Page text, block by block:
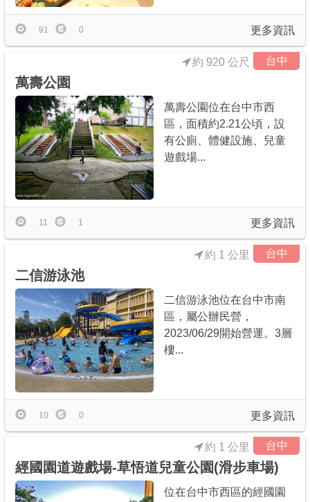
更多資訊
91 0
台中
約 920 公尺
萬壽公園
萬壽公園位在台中市西
區，面積約2.21公頃，設
有公廁、體健設施、兒童
遊戲場...
更多資訊
11 1
台中
約 1 公里
二信游泳池
二信游泳池位在台中市南
區，屬公辦民營，
2023/06/29開始營運。3層
樓...
更多資訊
10 0
台中
約 1 公里
經國園道遊戲場-草悟道兒童公園(滑步車場)
位在台中市西區的經國園